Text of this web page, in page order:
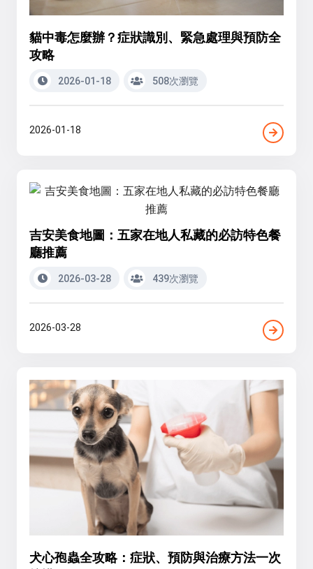
貓中毒怎麼辦？症狀識別、緊急處理與預防全
攻略
2026-01-18 508次瀏覽
2026-01-18
吉安美食地圖：五家在地人私藏的必訪特色餐
廳推薦
2026-03-28 439次瀏覽
2026-03-28
犬心孢蟲全攻略：症狀、預防與治療方法一次